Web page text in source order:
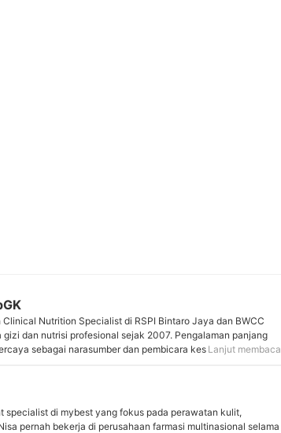
Clinical Nutrition Specialist di RSPI Bintaro Jaya dan BWCC
dan nutrisi profesional sejak 2007. Pengalaman panjang
sebagai narasumber dan pembicara kesehatan di
artikel kesehatan yang dimuat di Harper’s Bazaar Indonesia
#tipsgizidokterdiana di instagramnya yang memiliki 49K
Lanjut membaca
specialist di mybest yang fokus pada perawatan kulit,
pernah bekerja di perusahaan farmasi multinasional selama